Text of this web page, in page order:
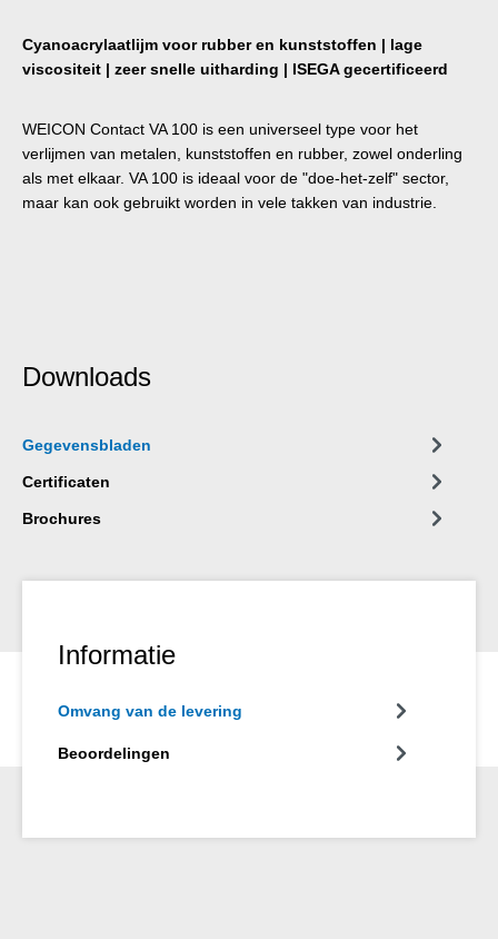
Cyanoacrylaatlijm voor rubber en kunststoffen | lage
viscositeit | zeer snelle uitharding | ISEGA gecertificeerd
WEICON Contact VA 100 is een universeel type voor het
verlijmen van metalen, kunststoffen en rubber, zowel onderling
als met elkaar. VA 100 is ideaal voor de "doe-het-zelf" sector,
maar kan ook gebruikt worden in vele takken van industrie.
Downloads
Gegevensbladen
Certificaten
Brochures
Informatie
Omvang van de levering
Beoordelingen